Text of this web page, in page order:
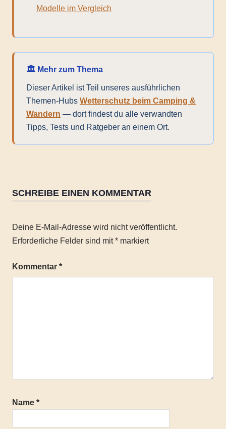
Modelle im Vergleich
🏛️ Mehr zum Thema
Dieser Artikel ist Teil unseres ausführlichen
Themen-Hubs Wetterschutz beim Camping &
Wandern — dort findest du alle verwandten
Tipps, Tests und Ratgeber an einem Ort.
leicht
Regenponcho
Trekking
Wandern
SCHREIBE EINEN KOMMENTAR
Deine E-Mail-Adresse wird nicht veröffentlicht.
Erforderliche Felder sind mit* markiert
Kommentar *
Name *